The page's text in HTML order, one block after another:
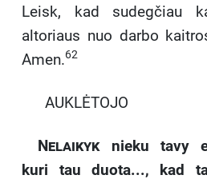
Leisk, kad sudegčiau
altoriaus nuo darbo
Amen.62
AUKLĖTOJO
Nelaikyk nieku tavy
kuri tau duota..., kad